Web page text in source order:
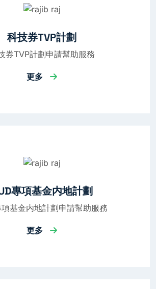
科技券TVP計劃
券TVP計劃申請幫助服務
更多
專項基金内地計劃
基金内地計劃申請幫助服務
更多